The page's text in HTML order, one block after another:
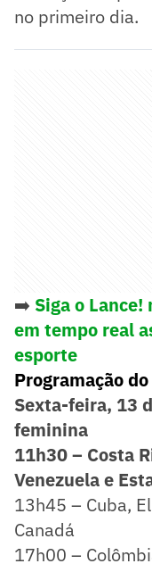
no primeiro dia.
➡️ Siga o
em tempo real
esporte
Programação
Sexta-feira, 13
feminina
11h30 – Costa
Venezuela e
13h45 – Cuba,
Canadá
17h00 –